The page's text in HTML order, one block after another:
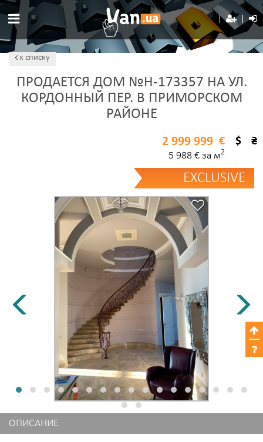
к списку
ПРОДАЕТСЯ ДОМ №H-173357 НА УЛ.
КОРДОННЫЙ ПЕР. В ПРИМОРСКОМ
РАЙОНЕ
$ ₴
€
2 999 999
5 988 € за м2
EXCLUSIVE
ОПИСАНИЕ